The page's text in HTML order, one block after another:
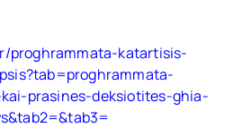
proghrammata-katartisis-
prasines-deksiotites-ghia-